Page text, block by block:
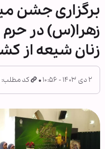
برگزاری جشن
زهرا(س) در
زنان شیعه از
۲ دی ۱۴۰۳ - ۱۰:۵۶ کد مطلب: 1515734